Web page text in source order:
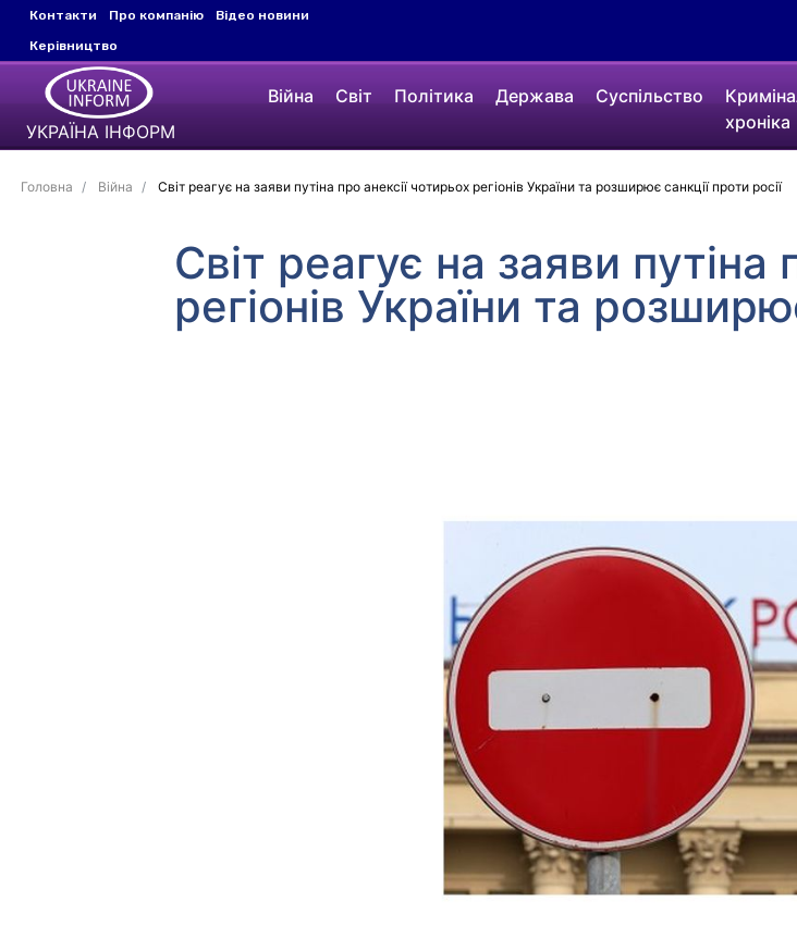
Контакти Про компанію
Відео новини
Керівництво
УКРАЇНА ІНФОРМ
Війна Світ Політика Держава Суспільство
хроніка
Головна Війна Світ реагує на заяви путіна про анексії чотирьох регіонів України та розширює санкції проти росії
Світ реагує на заяви путіна
регіонів України та